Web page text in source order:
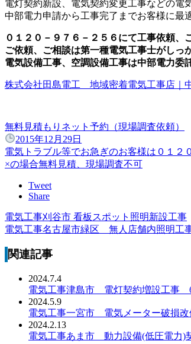
電灯契約新設、電気契約変更工事などの電
中部電力申請から工事完了までお客様に最
０１２０－９７６－２５６にて工事依頼、
ご依頼、ご相談は第一種電気工事士がしっ
電気設備工事、空調設備工事は中部電力
株式会社田島電工 地域密着電気工事店｜
無料見積もりネット予約（現場調査依頼）
2015年12月29日
電気トラブル等でお急ぎのお客様は０１
×の場合無料見積、現場調査不可
Tweet
Share
電気工事刈谷市 看板スポット照明新設工事
電気工事名古屋市緑区 無人店舗内照明
関連記事
2024.7.4
電気工事津島市 電灯契約増設工事
2024.5.9
電気工事一宮市 電気メーター破損
2024.2.13
電気工事あま市 動力設備(低圧電力)